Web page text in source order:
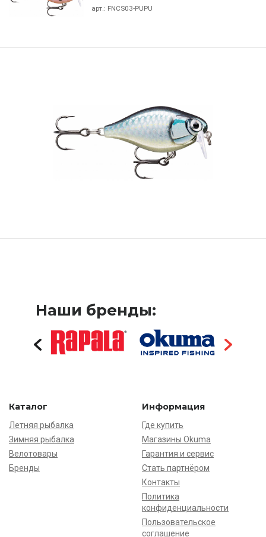
арт.: FNCS03-PUPU
Наши бренды:
Каталог
Летняя рыбалка
Зимняя рыбалка
Велотовары
Бренды
Информация
Где купить
Магазины Okuma
Гарантия и сервис
Стать партнёром
Контакты
Политика
конфиденциальности
Пользовательское
соглашение